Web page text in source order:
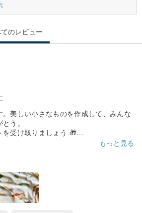
のレビュー
美しい小さなものを作成して、みんな
う。
受け取りましょう 🎁
もっと見る